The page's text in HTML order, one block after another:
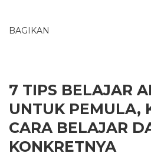
BAGIKAN
7 TIPS BELAJAR
UNTUK PEMULA,
CARA BELAJAR
KONKRETNYA